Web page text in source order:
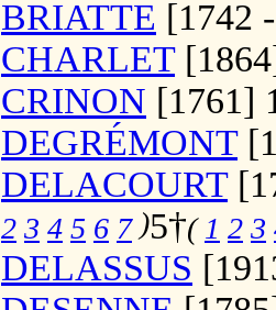
BRIATTE [1742
CHARLET
CRINON [1761]
DEGRÉMONT
DELACOURT
2 3 4 5 6 7)5†(1 2 3
DELASSUS